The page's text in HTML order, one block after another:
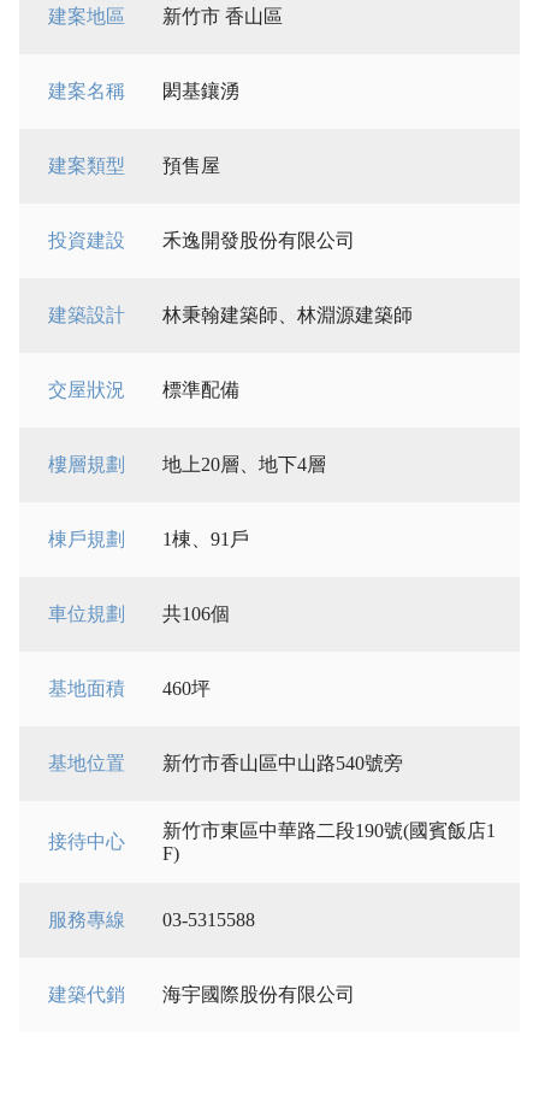
建案地區 新竹市 香山區
建案名稱 閎基鑲湧
建案類型 預售屋
投資建設 禾逸開發股份有限公司
建築設計 林秉翰建築師、林淵源建築師
交屋狀況 標準配備
樓層規劃 地上20層、地下4層
棟戶規劃 1棟、91戶
車位規劃 共106個
基地面積 460坪
基地位置 新竹市香山區中山路540號旁
接待中心
新竹市東區中華路二段190號(國賓飯店1
F)
服務專線 03-5315588
建築代銷 海宇國際股份有限公司